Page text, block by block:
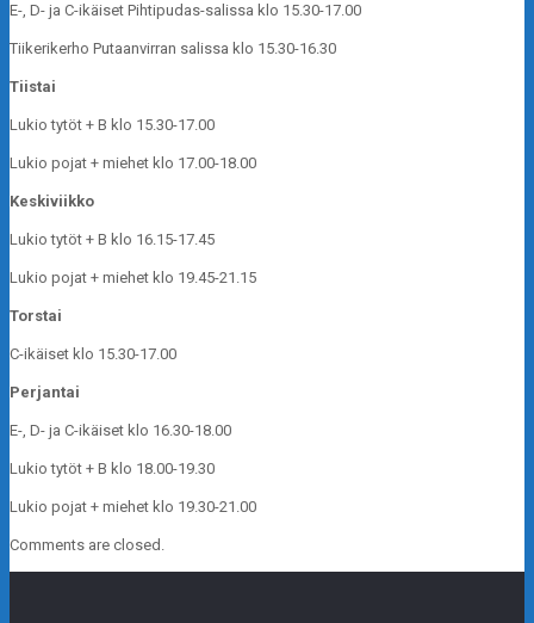
E-, D- ja C-ikäiset Pihtipudas-salissa klo 15.30-17.00
Tiikerikerho Putaanvirran salissa klo 15.30-16.30
Tiistai
Lukio tytöt + B klo 15.30-17.00
Lukio pojat + miehet klo 17.00-18.00
Keskiviikko
Lukio tytöt + B klo 16.15-17.45
Lukio pojat + miehet klo 19.45-21.15
Torstai
C-ikäiset klo 15.30-17.00
Perjantai
E-, D- ja C-ikäiset klo 16.30-18.00
Lukio tytöt + B klo 18.00-19.30
Lukio pojat + miehet klo 19.30-21.00
Comments are closed.